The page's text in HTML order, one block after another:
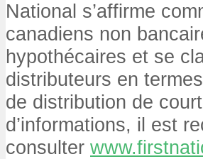
National s’affirme
canadiens non
hypothécaires et se
distributeurs en
de distribution de
d’informations, il est
consulter